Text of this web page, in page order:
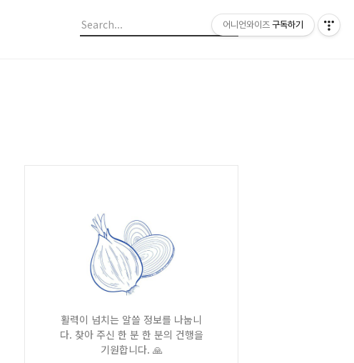
활력이 넘치는 알쓸 정보를 나눕니
다. 찾아 주신 한 분 한 분의 건행을
기원합니다. 🙏
어니언와이즈 구독하기